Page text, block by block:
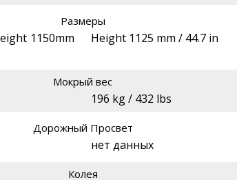
Размеры
1150mm
Height 1125 mm / 44.7 in
Мокрый вес
196 kg / 432 lbs
Дорожный Просвет
нет данных
Колея